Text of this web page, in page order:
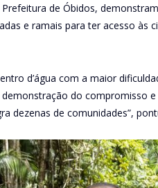
de Óbidos,
e ramais para ter acesso às
d’água com a maior
do compromisso
dezenas de comunidades”,